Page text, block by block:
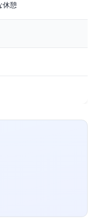
休憩